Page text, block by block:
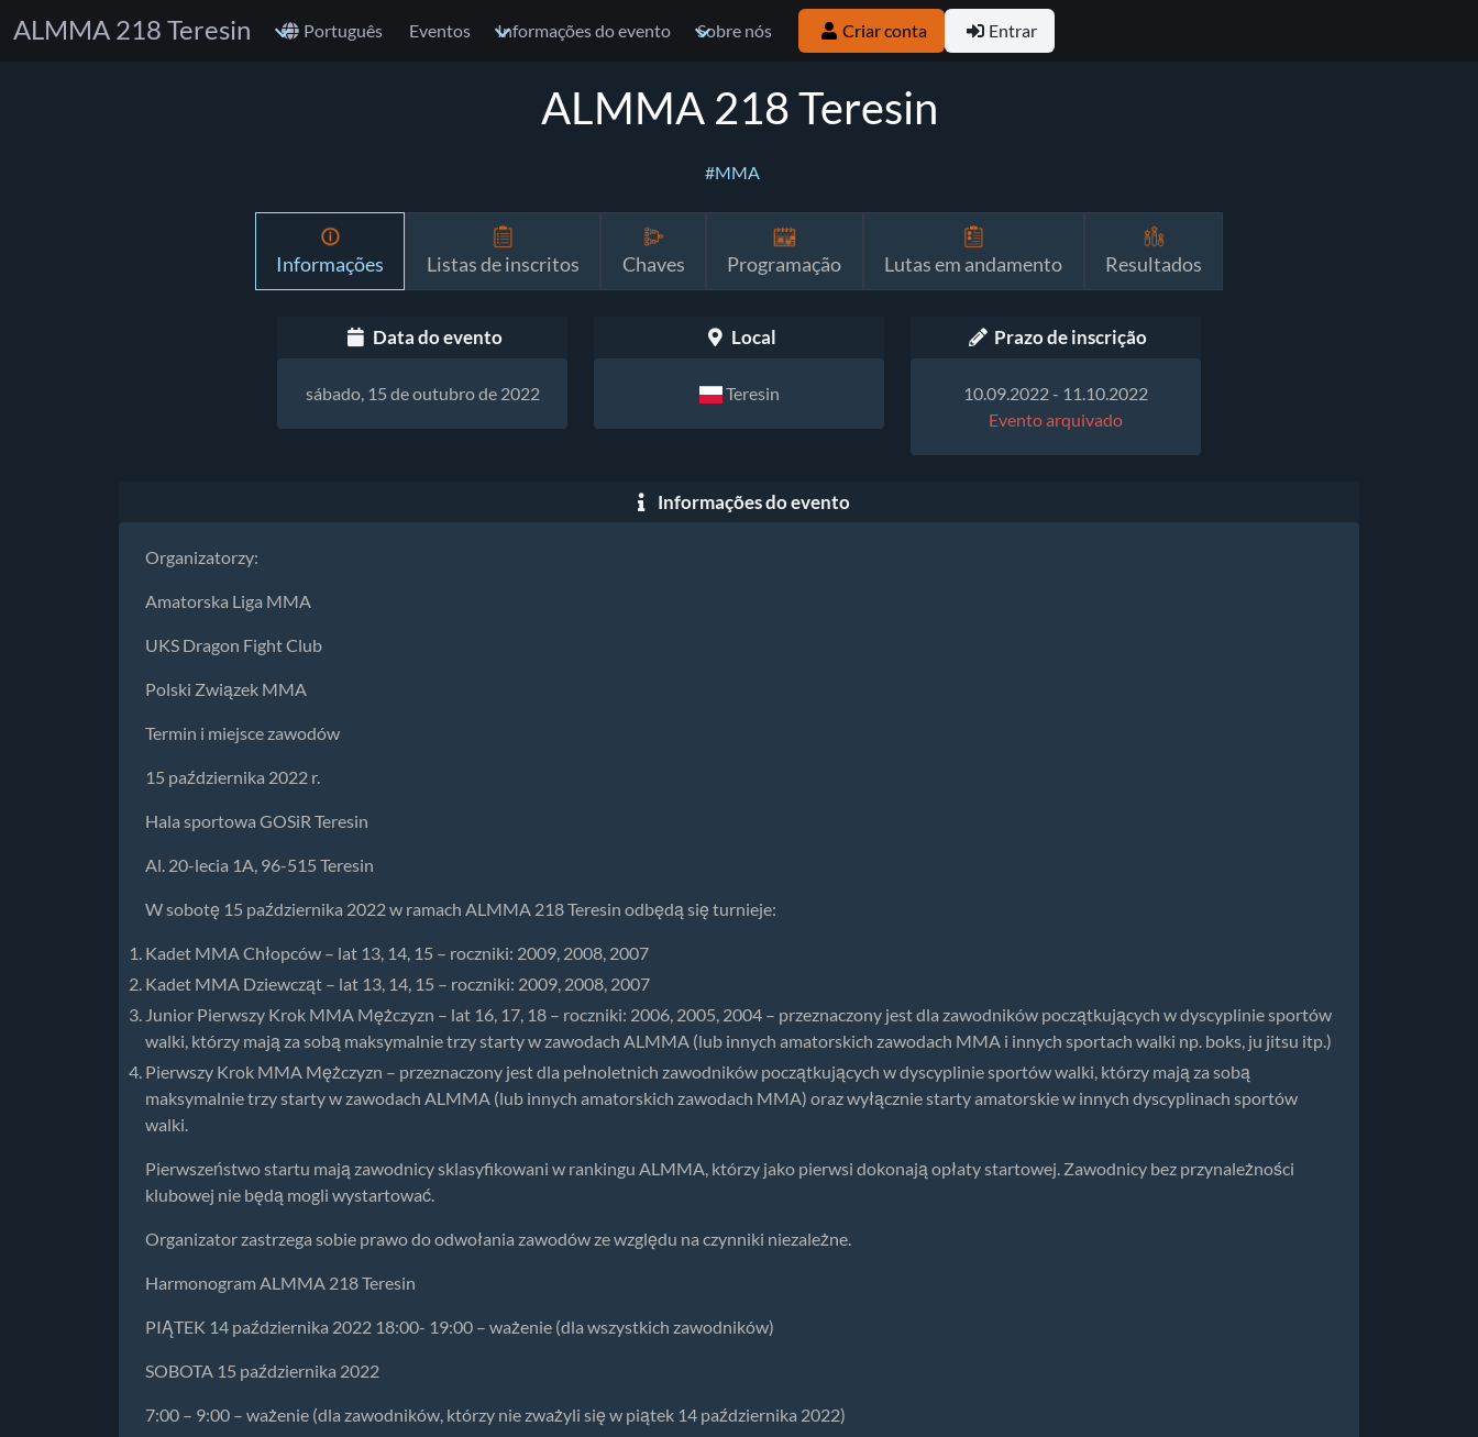
ALMMA 218 Teresin Português Eventos Informações do evento Sobre nós Criar conta Entrar
ALMMA 218 Teresin
#MMA
Informações Listas de inscritos Chaves Programação Lutas em andamento Resultados
Data do evento
sábado, 15 de outubro de 2022
Local
Teresin
Prazo de inscrição
10.09.2022 - 11.10.2022
Evento arquivado
Informações do evento
Organizatorzy:
Amatorska Liga MMA
UKS Dragon Fight Club
Polski Związek MMA
Termin i miejsce zawodów
15 października 2022 r.
Hala sportowa GOSiR Teresin
Al. 20-lecia 1A, 96-515 Teresin
W sobotę 15 października 2022 w ramach ALMMA 218 Teresin odbędą się turnieje:
Kadet MMA Chłopców – lat 13, 14, 15 – roczniki: 2009, 2008, 2007
Kadet MMA Dziewcząt – lat 13, 14, 15 – roczniki: 2009, 2008, 2007
Junior Pierwszy Krok MMA Mężczyzn – lat 16, 17, 18 – roczniki: 2006, 2005, 2004 – przeznaczony jest dla zawodników początkujących w dyscyplinie sportów
walki, którzy mają za sobą maksymalnie trzy starty w zawodach ALMMA (lub innych amatorskich zawodach MMA i innych sportach walki np. boks, ju jitsu itp.)
Pierwszy Krok MMA Mężczyzn – przeznaczony jest dla pełnoletnich zawodników początkujących w dyscyplinie sportów walki, którzy mają za sobą
maksymalnie trzy starty w zawodach ALMMA (lub innych amatorskich zawodach MMA) oraz wyłącznie starty amatorskie w innych dyscyplinach sportów
walki.
Pierwszeństwo startu mają zawodnicy sklasyfikowani w rankingu ALMMA, którzy jako pierwsi dokonają opłaty startowej. Zawodnicy bez przynależności
klubowej nie będą mogli wystartować.
Organizator zastrzega sobie prawo do odwołania zawodów ze względu na czynniki niezależne.
Harmonogram ALMMA 218 Teresin
PIĄTEK 14 października 2022 18:00- 19:00 – ważenie (dla wszystkich zawodników)
SOBOTA 15 października 2022
7:00 – 9:00 – ważenie (dla zawodników, którzy nie zważyli się w piątek 14 października 2022)